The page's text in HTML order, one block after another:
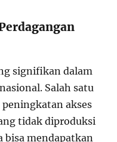
signifikan dalam
Salah satu
akses
tidak diproduksi
bisa mendapatkan